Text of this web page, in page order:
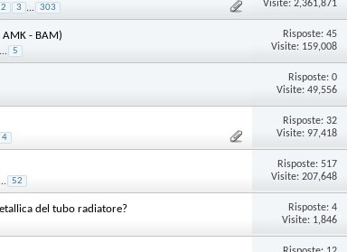
2 3 ... 303
Visite: 2,361,871
AMK - BAM)
... 5
Risposte: 45
Visite: 159,008
Risposte: 0
Visite: 49,556
4
Risposte: 32
Visite: 97,418
52
Risposte: 517
Visite: 207,648
del tubo radiatore? Risposte: 4
Visite: 1,846